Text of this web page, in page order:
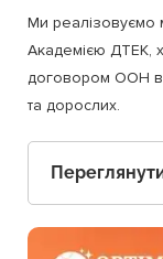
Ми реалізовуємо
Академією ДТЕК,
договором ООН в
та дорослих.